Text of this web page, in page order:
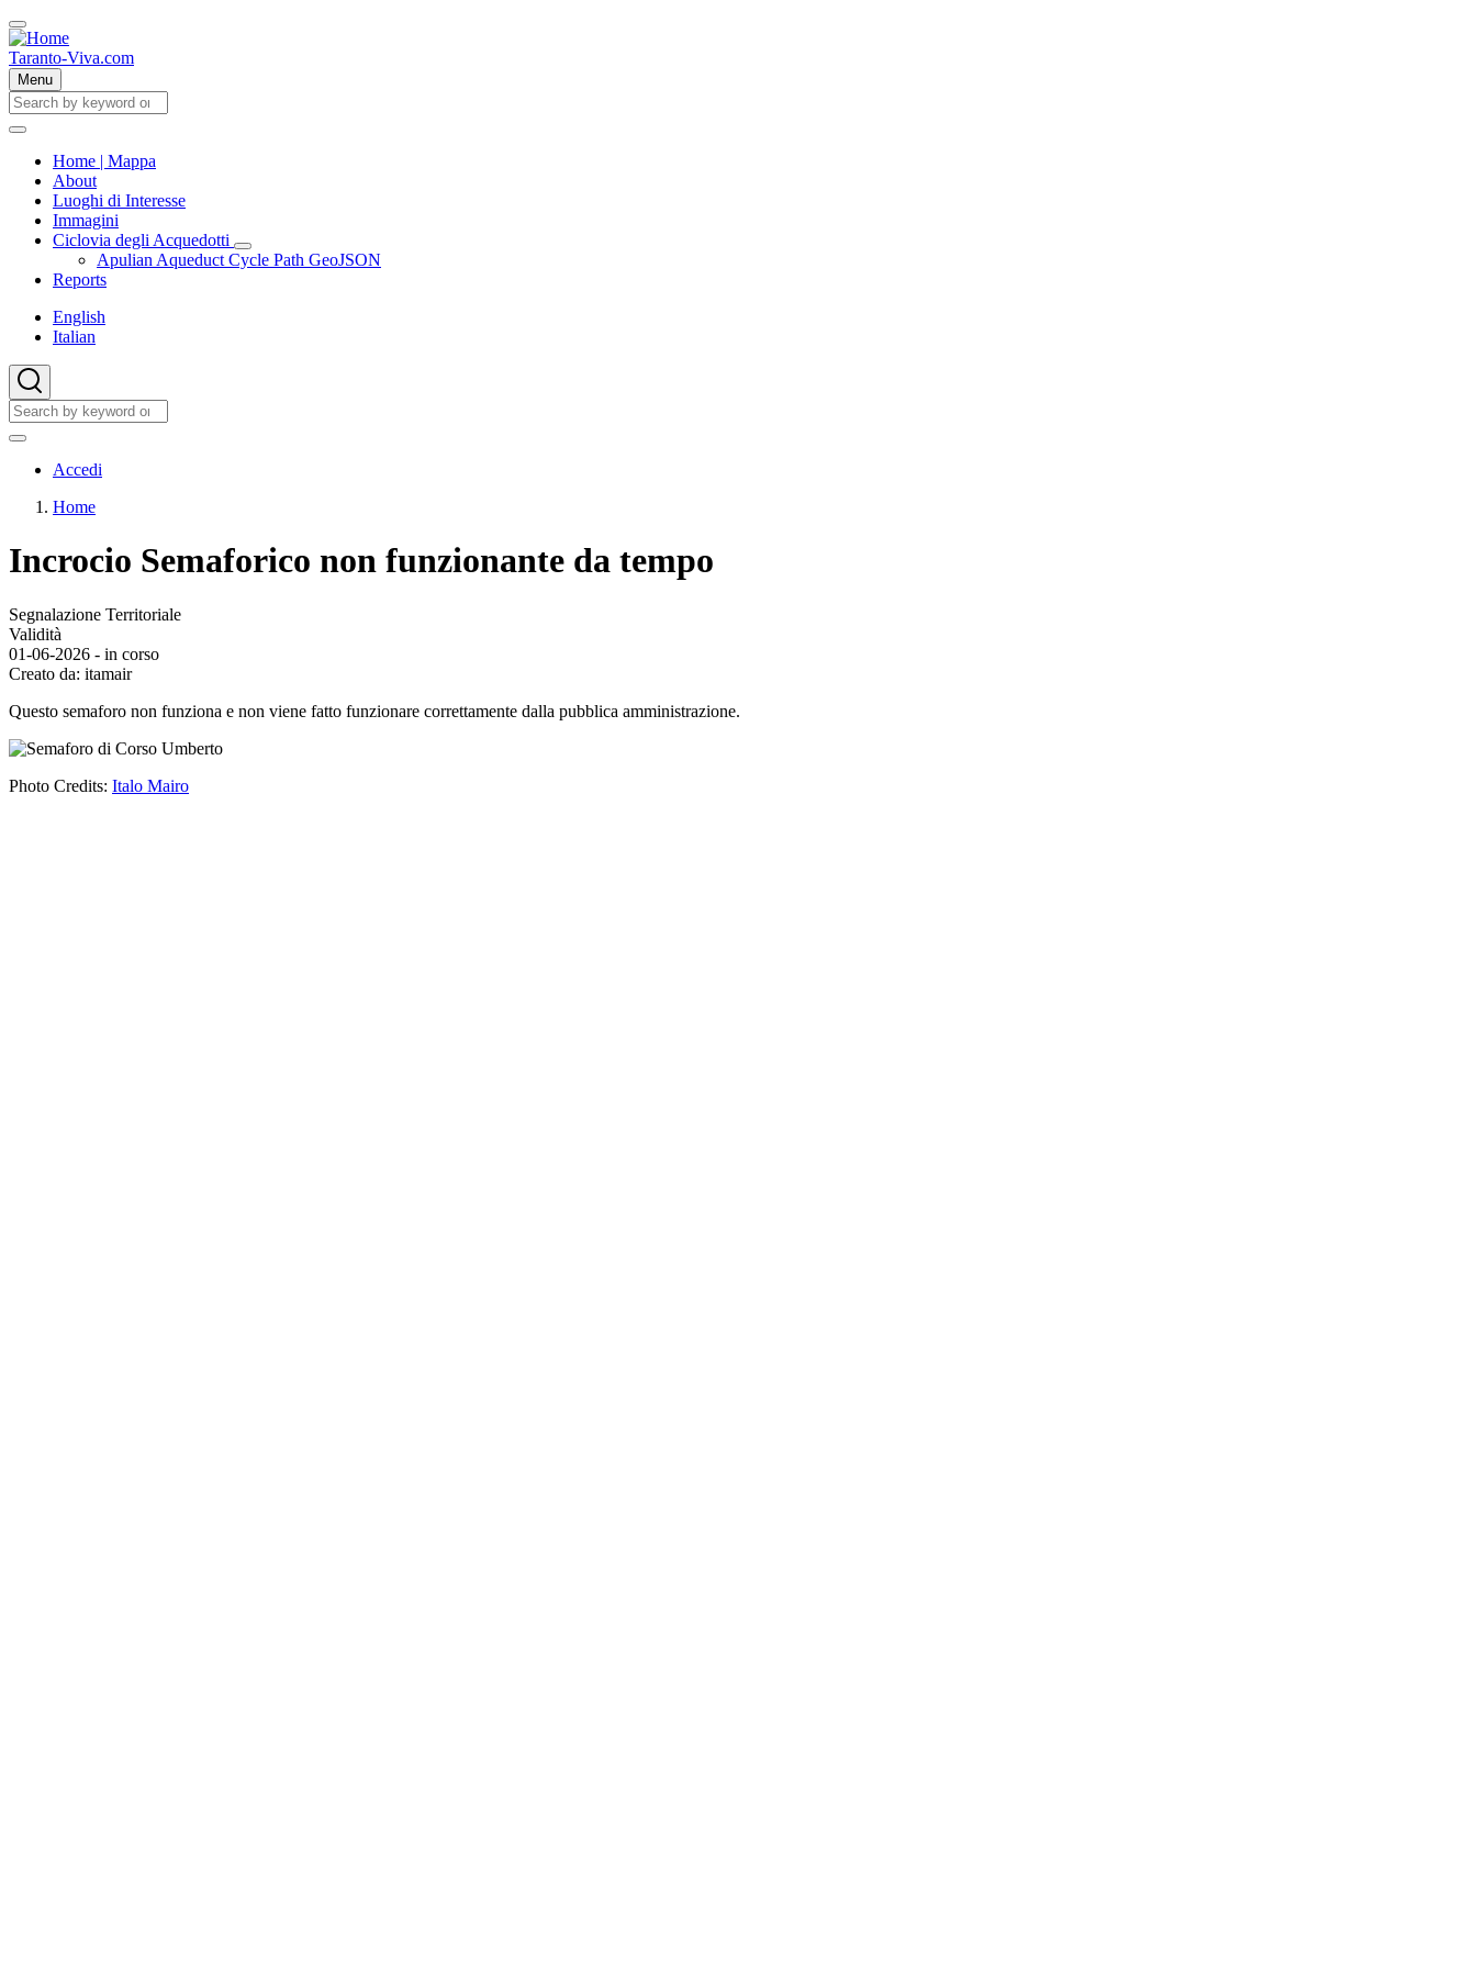
Skip
to
main
content
Taranto-Viva.com
Menu
Cerca
Cerca
Main
navigation
Home | Mappa
About
Luoghi di Interesse
Immagini
Ciclovia degli Acquedotti
Ciclovia
degli
Apulian Aqueduct Cycle Path GeoJSON
Reports
English
Italian
Cerca
Cerca
User
menu
Accedi
di
Home
Incrocio Semaforico non funzionante da tempo
Segnalazione Territoriale
Validità
01-06-2026 - in corso
Creato da: itamair
Body
Questo semaforo non funziona e non viene fatto funzionare correttamente dalla pubblica amministrazione.
Image
Photo Credits: Italo Mairo